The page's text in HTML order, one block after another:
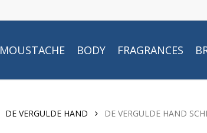
MOUSTACHE BODY FRAGRANCES
DE VERGULDE HAND
DE VERGULDE HAND